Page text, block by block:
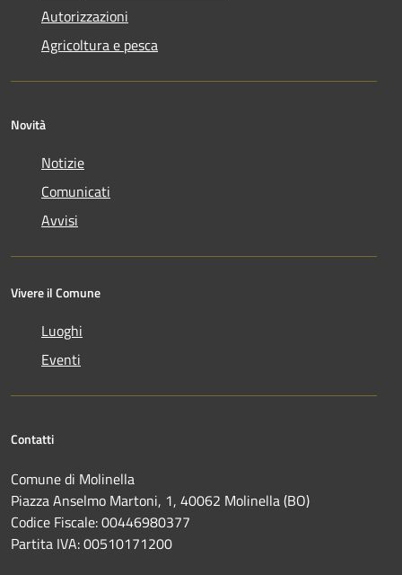
Autorizzazioni
Agricoltura e pesca
Novità
Notizie
Comunicati
Avvisi
Vivere il Comune
Luoghi
Eventi
Contatti
Comune di Molinella
Piazza Anselmo Martoni, 1, 40062 Molinella (BO)
Codice Fiscale: 00446980377
Partita IVA: 00510171200